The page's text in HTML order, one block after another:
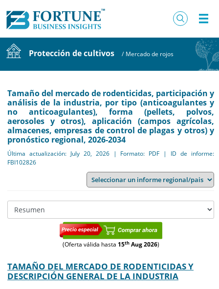
Protección de cultivos / Mercado de rojos
Tamaño del mercado de rodenticidas, participación y
análisis de la industria, por tipo (anticoagulantes y
no anticoagulantes), forma (pellets, polvos,
aerosoles y otros), aplicación (campos agrícolas,
almacenes, empresas de control de plagas y otros) y
pronóstico regional, 2026-2034
Última actualización: July 20, 2026 | Formato: PDF | ID de informe:
FBI102826
(Oferta válida hasta 15thAug 2026)
TAMAÑO DEL MERCADO DE RODENTICIDAS Y
DESCRIPCIÓN GENERAL DE LA INDUSTRIA